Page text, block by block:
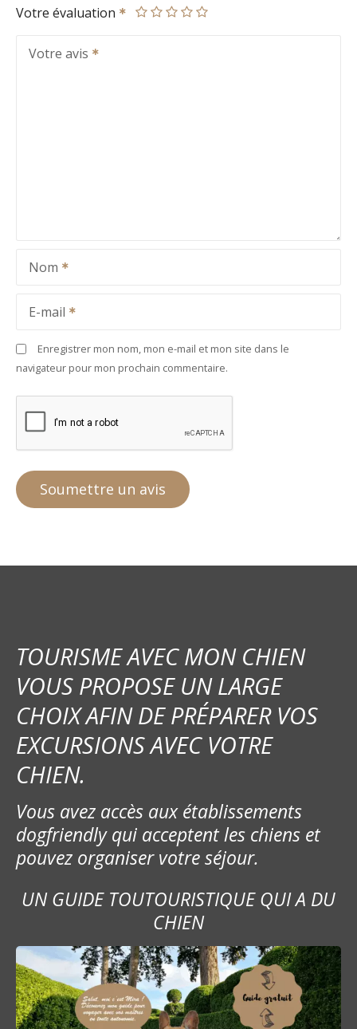
Votre évaluation
Votre avis
Nom
E-mail
Enregistrer mon nom, mon e-mail et mon site dans le
navigateur pour mon prochain commentaire.
TOURISME AVEC MON CHIEN
VOUS PROPOSE UN LARGE
CHOIX AFIN DE PRÉPARER VOS
EXCURSIONS AVEC VOTRE
CHIEN.
Vous avez accès aux établissements
dogfriendly qui acceptent les chiens et
pouvez organiser votre séjour.
UN GUIDE TOUTOURISTIQUE QUI A DU
CHIEN